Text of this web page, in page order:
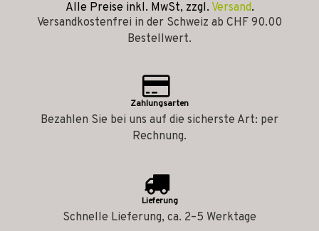
Alle Preise inkl. MwSt, zzgl. Versand.
Versandkostenfrei in der Schweiz ab CHF 90.00
Bestellwert.
Zahlungsarten
Bezahlen Sie bei uns auf die sicherste Art: per
Rechnung.
Lieferung
Schnelle Lieferung, ca. 2–5 Werktage